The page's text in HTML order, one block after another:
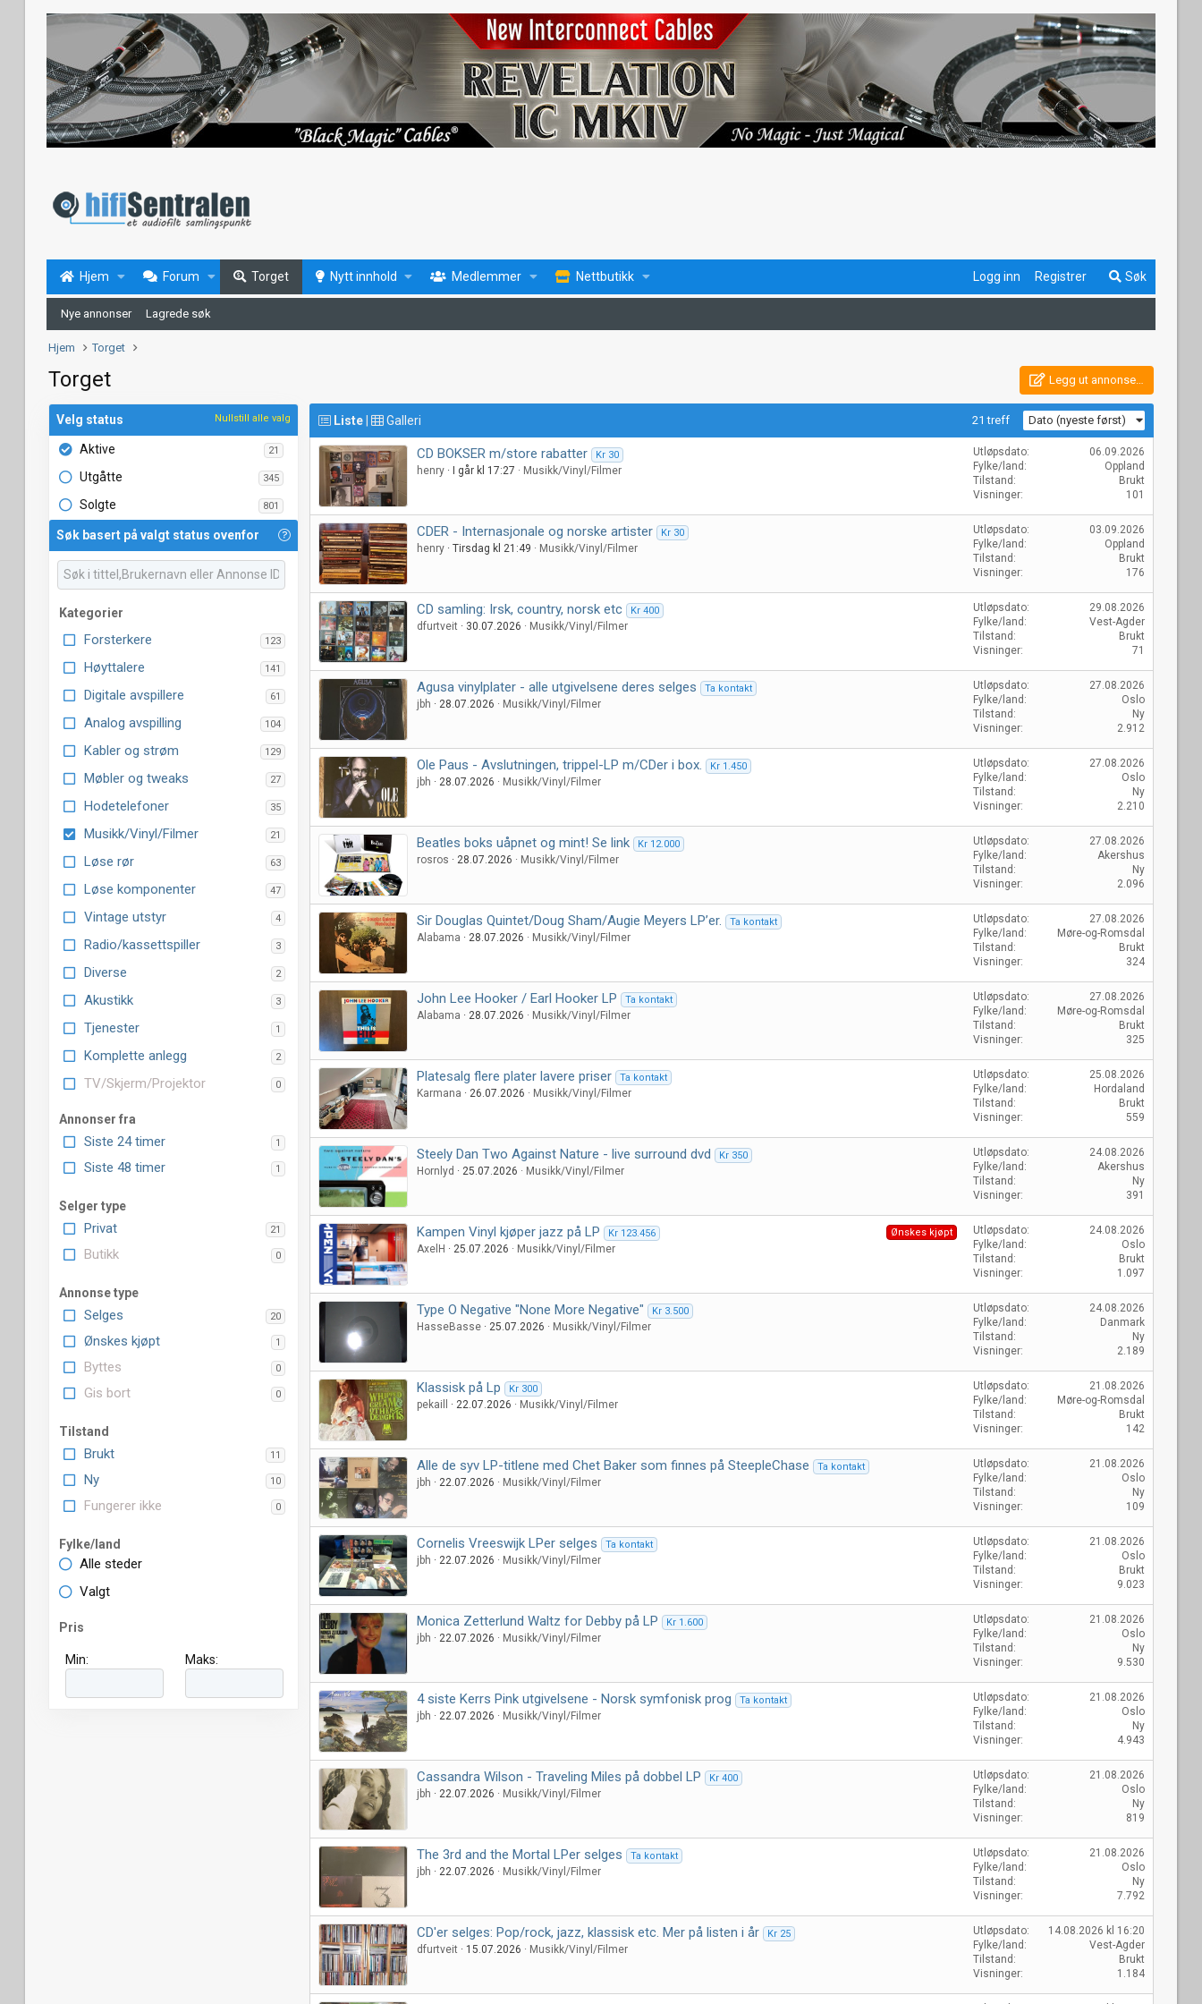
Hjem Forum Torget Nytt innhold Medlemmer Nettbutikk Logg inn Registrer Søk
Nye annonser Lagrede søk
Hjem Torget
Torget Legg ut annonse…
Velg status Nullstill alle valg
Aktive 21
Utgåtte 345
Solgte 801
Søk basert på valgt status ovenfor
Kategorier
Forsterkere 123
Høyttalere 141
Digitale avspillere 61
Analog avspilling 104
Kabler og strøm 129
Møbler og tweaks 27
Hodetelefoner 35
Musikk/Vinyl/Filmer 21
Løse rør 63
Løse komponenter 47
Vintage utstyr 4
Radio/kassettspiller 3
Diverse 2
Akustikk 3
Tjenester 1
Komplette anlegg 2
TV/Skjerm/Projektor 0
Annonser fra
Siste 24 timer 1
Siste 48 timer 1
Selger type
Privat 21
Butikk 0
Annonse type
Selges 20
Ønskes kjøpt 1
Byttes 0
Gis bort 0
Tilstand
Brukt 11
Ny 10
Fungerer ikke 0
Fylke/land
Alle steder
Valgt
Pris
Min: Maks:
Liste Galleri Dato (nyeste først)
21 treff
CD BOKSER m/store rabatter Kr 30
henry I går kl 17:27 Musikk/Vinyl/Filmer
Utløpsdato
06.09.2026
Fylke/land
Oppland
Tilstand
Brukt
Visninger
101
CDER - Internasjonale og norske artister Kr 30
henry Tirsdag kl 21:49 Musikk/Vinyl/Filmer
Utløpsdato
03.09.2026
Fylke/land
Oppland
Tilstand
Brukt
Visninger
176
CD samling: Irsk, country, norsk etc Kr 400
dfurtveit 30.07.2026 Musikk/Vinyl/Filmer
Utløpsdato
29.08.2026
Fylke/land
Vest-Agder
Tilstand
Brukt
Visninger
71
Agusa vinylplater - alle utgivelsene deres selges Ta kontakt
jbh 28.07.2026 Musikk/Vinyl/Filmer
Utløpsdato
27.08.2026
Fylke/land
Oslo
Tilstand
Ny
Visninger
2.912
Ole Paus - Avslutningen, trippel-LP m/CDer i box. Kr 1.450
jbh 28.07.2026 Musikk/Vinyl/Filmer
Utløpsdato
27.08.2026
Fylke/land
Oslo
Tilstand
Ny
Visninger
2.210
Beatles boks uåpnet og mint! Se link Kr 12.000
rosros 28.07.2026 Musikk/Vinyl/Filmer
Utløpsdato
27.08.2026
Fylke/land
Akershus
Tilstand
Ny
Visninger
2.096
Sir Douglas Quintet/Doug Sham/Augie Meyers LP’er. Ta kontakt
Alabama 28.07.2026 Musikk/Vinyl/Filmer
Utløpsdato
27.08.2026
Fylke/land
Møre-og-Romsdal
Tilstand
Brukt
Visninger
324
John Lee Hooker / Earl Hooker LP Ta kontakt
Alabama 28.07.2026 Musikk/Vinyl/Filmer
Utløpsdato
27.08.2026
Fylke/land
Møre-og-Romsdal
Tilstand
Brukt
Visninger
325
Platesalg flere plater lavere priser Ta kontakt
Karmana 26.07.2026 Musikk/Vinyl/Filmer
Utløpsdato
25.08.2026
Fylke/land
Hordaland
Tilstand
Brukt
Visninger
559
Steely Dan Two Against Nature - live surround dvd Kr 350
Hornlyd 25.07.2026 Musikk/Vinyl/Filmer
Utløpsdato
24.08.2026
Fylke/land
Akershus
Tilstand
Ny
Visninger
391
Ønskes kjøpt
Kampen Vinyl kjøper jazz på LP Kr 123.456
AxelH 25.07.2026 Musikk/Vinyl/Filmer
Utløpsdato
24.08.2026
Fylke/land
Oslo
Tilstand
Brukt
Visninger
1.097
Type O Negative "None More Negative" Kr 3.500
HasseBasse 25.07.2026 Musikk/Vinyl/Filmer
Utløpsdato
24.08.2026
Fylke/land
Danmark
Tilstand
Ny
Visninger
2.189
Klassisk på Lp Kr 300
pekaill 22.07.2026 Musikk/Vinyl/Filmer
Utløpsdato
21.08.2026
Fylke/land
Møre-og-Romsdal
Tilstand
Brukt
Visninger
142
Alle de syv LP-titlene med Chet Baker som finnes på SteepleChase Ta kontakt
jbh 22.07.2026 Musikk/Vinyl/Filmer
Utløpsdato
21.08.2026
Fylke/land
Oslo
Tilstand
Ny
Visninger
109
Cornelis Vreeswijk LPer selges Ta kontakt
jbh 22.07.2026 Musikk/Vinyl/Filmer
Utløpsdato
21.08.2026
Fylke/land
Oslo
Tilstand
Brukt
Visninger
9.023
Monica Zetterlund Waltz for Debby på LP Kr 1.600
jbh 22.07.2026 Musikk/Vinyl/Filmer
Utløpsdato
21.08.2026
Fylke/land
Oslo
Tilstand
Ny
Visninger
9.530
4 siste Kerrs Pink utgivelsene - Norsk symfonisk prog Ta kontakt
jbh 22.07.2026 Musikk/Vinyl/Filmer
Utløpsdato
21.08.2026
Fylke/land
Oslo
Tilstand
Ny
Visninger
4.943
Cassandra Wilson - Traveling Miles på dobbel LP Kr 400
jbh 22.07.2026 Musikk/Vinyl/Filmer
Utløpsdato
21.08.2026
Fylke/land
Oslo
Tilstand
Ny
Visninger
819
The 3rd and the Mortal LPer selges Ta kontakt
jbh 22.07.2026 Musikk/Vinyl/Filmer
Utløpsdato
21.08.2026
Fylke/land
Oslo
Tilstand
Ny
Visninger
7.792
CD'er selges: Pop/rock, jazz, klassisk etc. Mer på listen i år Kr 25
dfurtveit 15.07.2026 Musikk/Vinyl/Filmer
Utløpsdato
14.08.2026 kl 16:20
Fylke/land
Vest-Agder
Tilstand
Brukt
Visninger
1.184